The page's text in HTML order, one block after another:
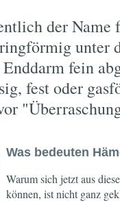
der Name
unter
Enddarm fein
fest oder
Was bedeuten
Warum sich jetzt aus
können, ist nicht ganz